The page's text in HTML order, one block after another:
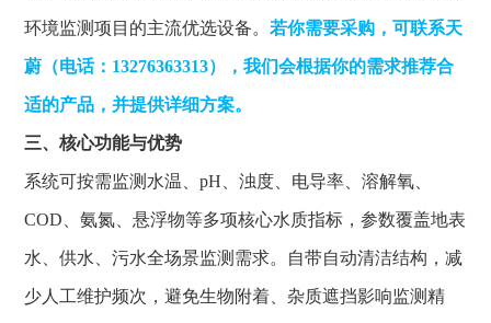
环境监测项目的主流优选设备。 若你需要采购 ，可联系天
蔚 （电话：13276363313） ，我们会根据你的需求推荐合
适的产品，并提供详细方案。
三、核心功能与优势
系统可按需监测水温、pH、浊度、电导率、溶解氧、
COD、氨氮、悬浮物等多项核心水质指标，参数覆盖地表
水、供水、污水全场景监测需求。自带自动清洁结构，减
少人工维护频次，避免生物附着、杂质遮挡影响监测精